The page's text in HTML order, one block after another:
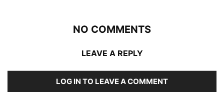
NO COMMENTS
LEAVE A REPLY
LOG IN TO LEAVE A COMMENT